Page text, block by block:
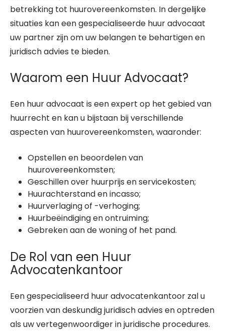
betrekking tot huurovereenkomsten. In dergelijke
situaties kan een gespecialiseerde huur advocaat
uw partner zijn om uw belangen te behartigen en
juridisch advies te bieden.
Waarom een Huur Advocaat?
Een huur advocaat is een expert op het gebied van
huurrecht en kan u bijstaan bij verschillende
aspecten van huurovereenkomsten, waaronder:
Opstellen en beoordelen van
huurovereenkomsten;
Geschillen over huurprijs en servicekosten;
Huurachterstand en incasso;
Huurverlaging of -verhoging;
Huurbeëindiging en ontruiming;
Gebreken aan de woning of het pand.
De Rol van een Huur
Advocatenkantoor
Een gespecialiseerd huur advocatenkantoor zal u
voorzien van deskundig juridisch advies en optreden
als uw vertegenwoordiger in juridische procedures.